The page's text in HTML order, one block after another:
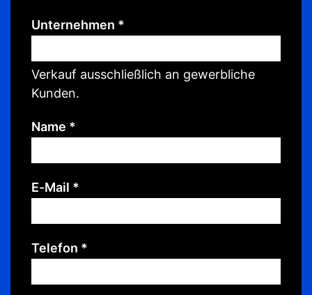
Unternehmen *
Verkauf ausschließlich an gewerbliche
Kunden.
Name *
E-Mail *
Telefon *